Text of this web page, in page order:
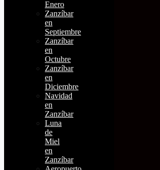
Enero
Zanzíbar
en
Septiembre
Zanzíbar
en
Octubre
Zanzíbar
en
Diciembre
Navidad
en
Zanzíbar
Luna
de
Miel
en
Zanzíbar